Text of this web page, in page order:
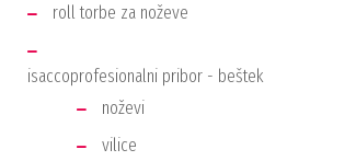
roll torbe za noževe
isaccoprofesionalni pribor - beštek
noževi
vilice